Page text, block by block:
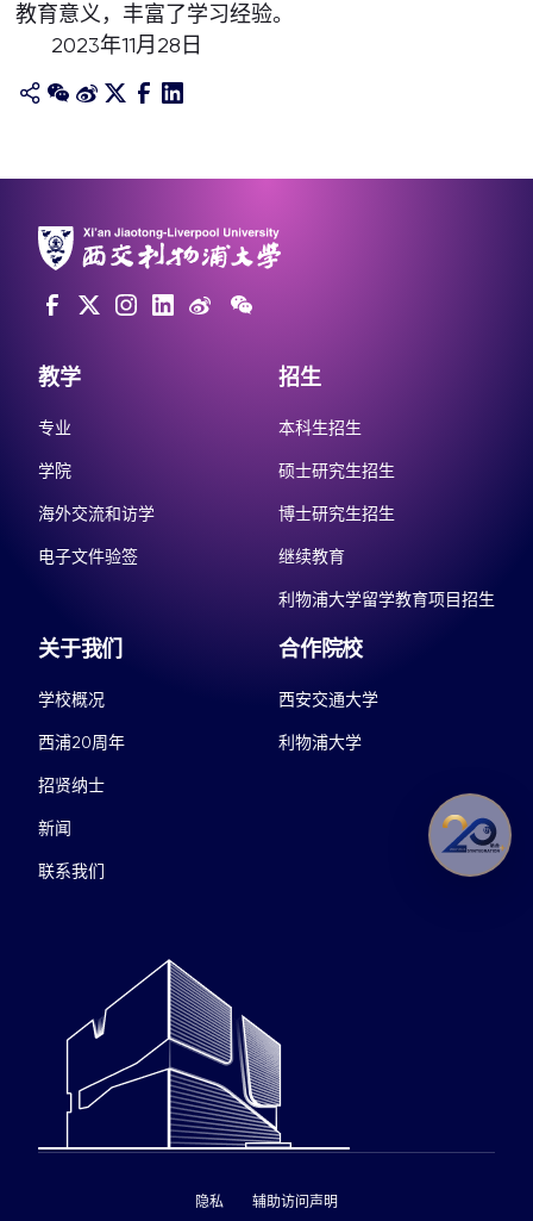
教育意义，丰富了学习经验。
2023年11月28日
教学
专业
学院
海外交流和访学
电子文件验签
招生
本科生招生
硕士研究生招生
博士研究生招生
继续教育
利物浦大学留学教育项目招生
关于我们
学校概况
西浦20周年
招贤纳士
新闻
联系我们
合作院校
西安交通大学
利物浦大学
隐私 辅助访问声明